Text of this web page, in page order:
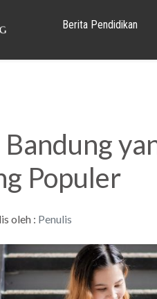
Berita Pendidikan
Populer
oleh : Penulis